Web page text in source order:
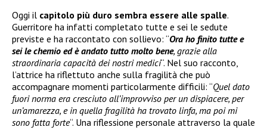
Oggi il capitolo più duro sembra essere alle spalle.
Guerritore ha infatti completato tutte e sei le sedute
previste e ha raccontato con sollievo: “Ora ho finito tutte e
sei le chemio ed è andato tutto molto bene, grazie alla
straordinaria capacità dei nostri medici“. Nel suo racconto,
l’attrice ha riflettuto anche sulla fragilità che può
accompagnare momenti particolarmente difficili: “Quel dato
fuori norma era cresciuto all’improvviso per un dispiacere, per
un’amarezza, e in quella fragilità ha trovato linfa, ma poi mi
sono fatta forte“. Una riflessione personale attraverso la quale